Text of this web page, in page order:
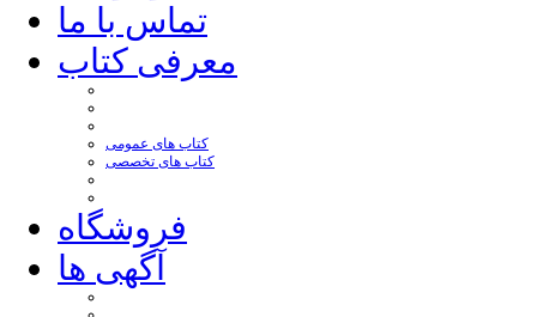
تماس با ما
معرفی کتاب
کتاب های عمومی
کتاب های تخصصی
فروشگاه
آگهی ها